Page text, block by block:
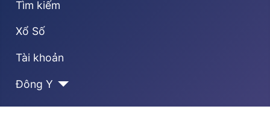
Tìm kiếm
Xổ Số
Tài khoản
Đông Y